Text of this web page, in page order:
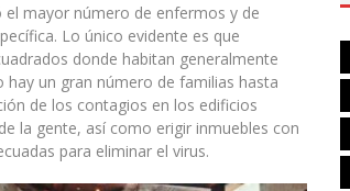
mayor número de enfermos y de
Lo único evidente es que
donde habitan generalmente
hay un gran número de familias hasta
de los contagios en los edificios
la gente, así como erigir inmuebles con
para eliminar el virus.